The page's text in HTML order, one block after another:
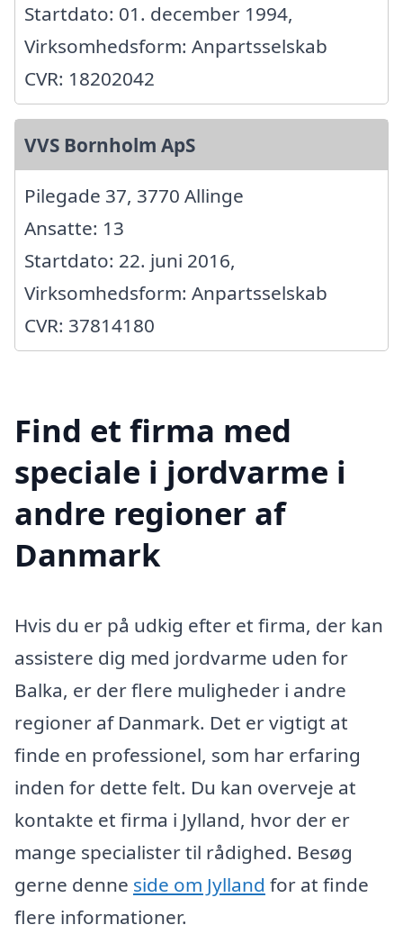
Startdato: 01. december 1994,
Virksomhedsform: Anpartsselskab
CVR: 18202042
VVS Bornholm ApS
Pilegade 37, 3770 Allinge
Ansatte: 13
Startdato: 22. juni 2016,
Virksomhedsform: Anpartsselskab
CVR: 37814180
Find et firma med
speciale i jordvarme i
andre regioner af
Danmark
Hvis du er på udkig efter et firma, der kan
assistere dig med jordvarme uden for
Balka, er der flere muligheder i andre
regioner af Danmark. Det er vigtigt at
finde en professionel, som har erfaring
inden for dette felt. Du kan overveje at
kontakte et firma i Jylland, hvor der er
mange specialister til rådighed. Besøg
gerne denne side om Jylland for at finde
flere informationer.